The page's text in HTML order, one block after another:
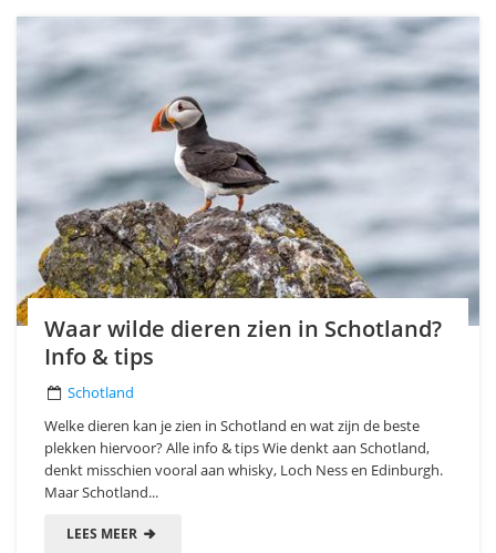
Waar wilde dieren zien in Schotland?
Info & tips
Schotland
Welke dieren kan je zien in Schotland en wat zijn de beste
plekken hiervoor? Alle info & tips Wie denkt aan Schotland,
denkt misschien vooral aan whisky, Loch Ness en Edinburgh.
Maar Schotland...
LEES MEER